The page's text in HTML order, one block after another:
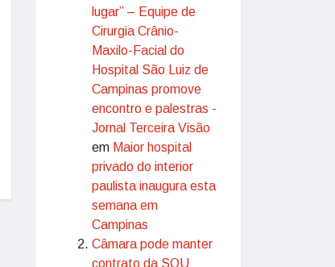
lugar” – Equipe de
Cirurgia Crânio-
Maxilo-Facial do
Hospital São Luiz de
Campinas promove
encontro e palestras -
Jornal Terceira Visão
em Maior hospital
privado do interior
paulista inaugura esta
semana em
Campinas
Câmara pode manter
contrato da SOU